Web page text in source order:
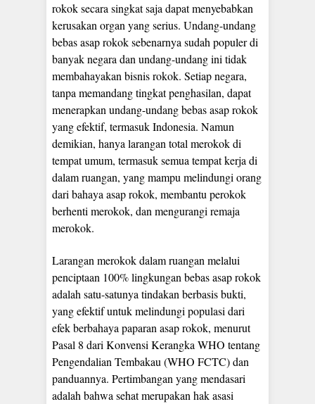
rokok secara singkat saja dapat menyebabkan
kerusakan organ yang serius. Undang-undang
bebas asap rokok sebenarnya sudah populer di
banyak negara dan undang-undang ini tidak
membahayakan bisnis rokok. Setiap negara,
tanpa memandang tingkat penghasilan, dapat
menerapkan undang-undang bebas asap rokok
yang efektif, termasuk Indonesia. Namun
demikian, hanya larangan total merokok di
tempat umum, termasuk semua tempat kerja di
dalam ruangan, yang mampu melindungi orang
dari bahaya asap rokok, membantu perokok
berhenti merokok, dan mengurangi remaja
merokok.
Larangan merokok dalam ruangan melalui
penciptaan 100% lingkungan bebas asap rokok
adalah satu-satunya tindakan berbasis bukti,
yang efektif untuk melindungi populasi dari
efek berbahaya paparan asap rokok, menurut
Pasal 8 dari Konvensi Kerangka WHO tentang
Pengendalian Tembakau (WHO FCTC) dan
panduannya. Pertimbangan yang mendasari
adalah bahwa sehat merupakan hak asasi